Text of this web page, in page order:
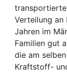
Verteilung an
Jahren im
Familien gut
die am
Kraftstoff-